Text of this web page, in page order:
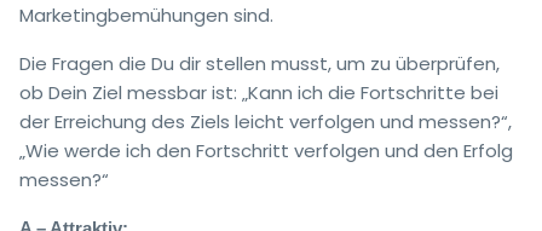
Marketingbemühungen sind.
Die Fragen die Du dir stellen musst, um zu überprüfen,
ob Dein Ziel messbar ist: „Kann ich die Fortschritte bei
der Erreichung des Ziels leicht verfolgen und messen?“,
„Wie werde ich den Fortschritt verfolgen und den Erfolg
messen?“